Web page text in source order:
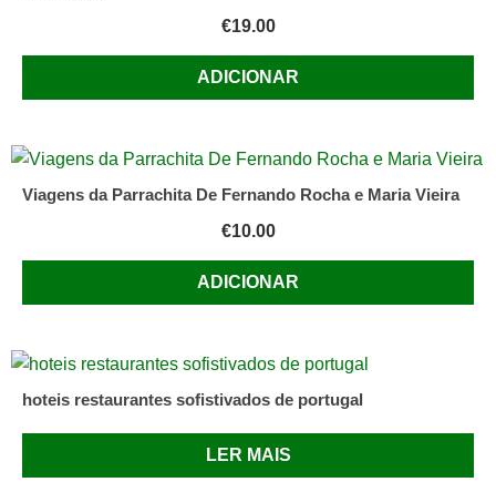
€19.00
ADICIONAR
Viagens da Parrachita De Fernando Rocha e Maria Vieira
€10.00
ADICIONAR
hoteis restaurantes sofistivados de portugal
LER MAIS